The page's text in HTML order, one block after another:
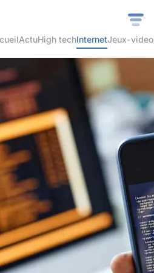
ActuHigh techInternetJeux-video